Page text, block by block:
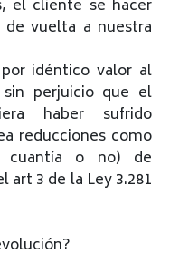
el cliente se hacer
vuelta a nuestra
idéntico valor al
perjuicio que el
haber sufrido
reducciones como
cuantía o no) de
3 de la Ley 3.281